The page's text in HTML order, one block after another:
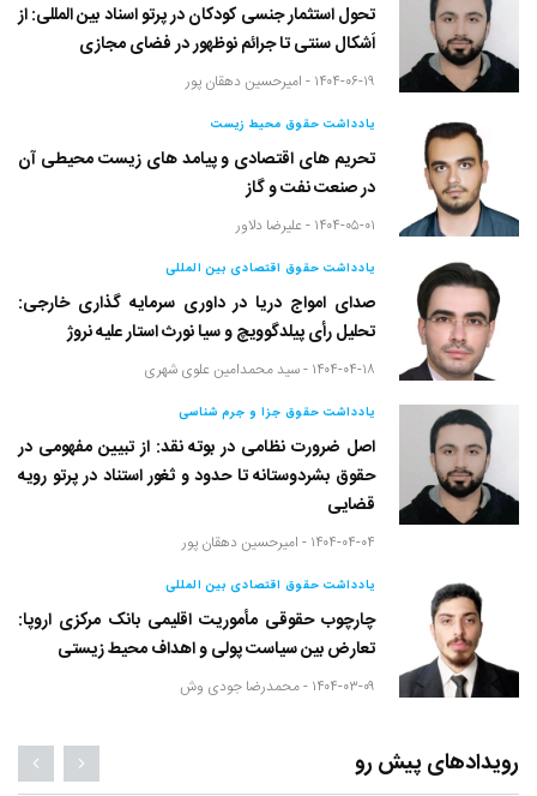
تحول استثمار جنسی کودکان در پرتو اسناد بین المللی: از
اَشکال سنتی تا جرائم نوظهور در فضای مجازی
۱۴۰۴-۰۶-۱۹ - امیرحسین دهقان پور
یادداشت حقوق محیط زیست
تحریم های اقتصادی و پیامد های زیست محیطی آن
در صنعت نفت و گاز
۱۴۰۴-۰۵-۰۱ - علیرضا دلاور
یادداشت حقوق اقتصادی بین المللی
صدای امواج دریا در داوری سرمایه گذاری خارجی:
تحلیل رأی پیلدگوویچ و سیا نورث استار علیه نروژ
۱۴۰۴-۰۴-۱۸ - سید محمدامین علوی شهری
یادداشت حقوق جزا و جرم شناسی
اصل ضرورت نظامی در بوته نقد: از تبیین مفهومی در
حقوق بشردوستانه تا حدود و ثغور استناد در پرتو رویه
قضایی
۱۴۰۴-۰۴-۰۴ - امیرحسین دهقان پور
یادداشت حقوق اقتصادی بین المللی
چارچوب حقوقی مأموریت اقلیمی بانک مرکزی اروپا:
تعارض بین سیاست پولی و اهداف محیط زیستی
۱۴۰۴-۰۳-۰۹ - محمدرضا جودی وش
رویدادهای پیش رو